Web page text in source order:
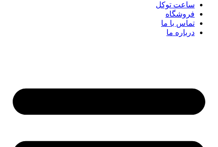
ساعت توکل
فروشگاه
تماس با ما
درباره ما